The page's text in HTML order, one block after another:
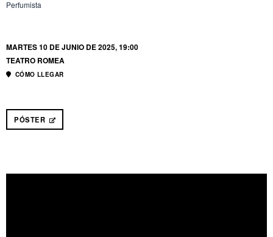
Perfumista
MARTES 10 DE JUNIO DE 2025, 19:00
TEATRO ROMEA
CÓMO LLEGAR
PÓSTER ABRE EN NUEVA VENTANA